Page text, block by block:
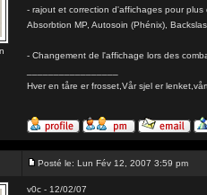
- rajout et correction d'affichages pour
Absorbtion MP, Autosoin (Phénix),
- Changement de l'affichage lors des
Hver en tåre er frosset,Vår sjel er
Posté le: Lun Fév 12, 2007 3:59 pm
v0c - 12/02/07